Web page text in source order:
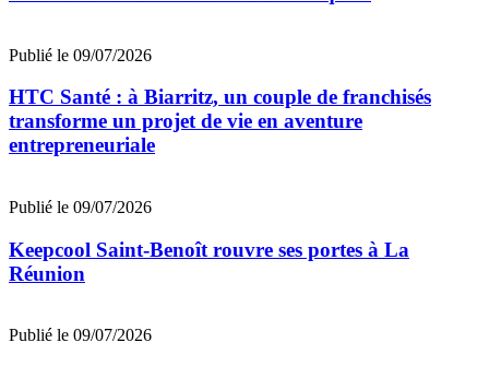
Publié le 09/07/2026
HTC Santé : à Biarritz, un couple de franchisés
transforme un projet de vie en aventure
entrepreneuriale
Publié le 09/07/2026
Keepcool Saint-Benoît rouvre ses portes à La
Réunion
Publié le 09/07/2026